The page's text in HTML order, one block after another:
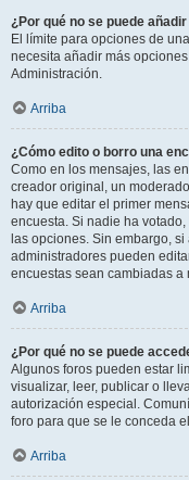
¿Por qué no se puede
El límite para opciones de
necesita añadir más
Administración.
Arriba
¿Cómo edito o borro una
Como en los mensajes, las
creador original, un
hay que editar el primer
encuesta. Si nadie ha
las opciones. Sin embargo,
administradores pueden
encuestas sean cambiadas a
Arriba
¿Por qué no se puede
Algunos foros pueden estar
visualizar, leer, publicar o
autorización especial.
foro para que se le conceda
Arriba